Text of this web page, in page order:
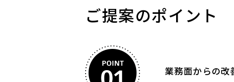
ご提案のポイント
業務面からの改